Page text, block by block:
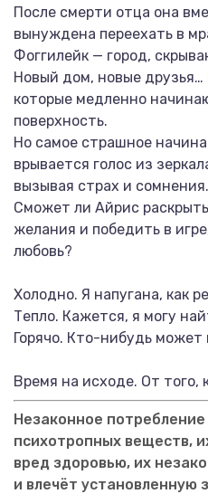
После смерти отца она
вынуждена переехать в
Фоггилейк — город,
Новый дом, новые друзья…
которые медленно
поверхность.
Но самое страшное
врывается голос из
вызывая страх и сомнения.
Сможет ли Айрис
желания и победить в
любовь?
Холодно. Я напугана, как
Тепло. Кажется, я могу
Горячо. Кто-нибудь может
Время на исходе. От того,
Незаконное
психотропных веществ,
вред здоровью, их
и влечёт установленную